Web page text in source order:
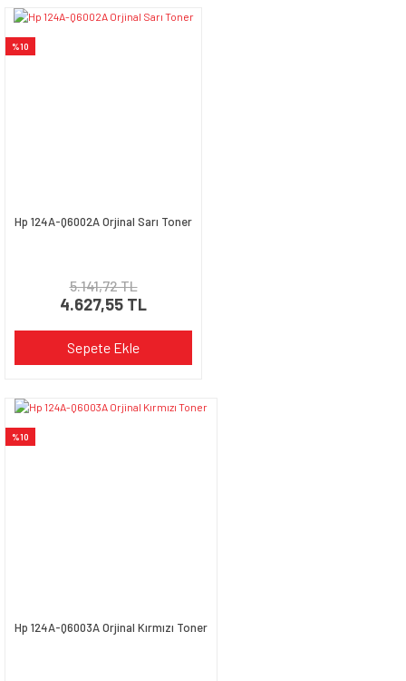
%10
Hp 124A-Q6002A Orjinal Sarı Toner
5.141,72 TL
4.627,55 TL
Sepete Ekle
%10
Hp 124A-Q6003A Orjinal Kırmızı Toner